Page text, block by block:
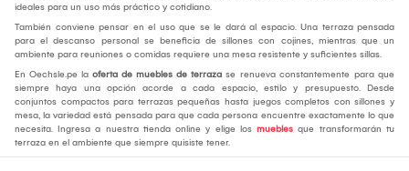
ideales para un uso más práctico y cotidiano.
También conviene pensar en el uso que se le dará al espacio. Una terraza pensada
para el descanso personal se beneficia de sillones con cojines, mientras que un
ambiente para reuniones o comidas requiere una mesa resistente y suficientes sillas.
En Oechsle.pe la oferta de muebles de terraza se renueva constantemente para que
siempre haya una opción acorde a cada espacio, estilo y presupuesto. Desde
conjuntos compactos para terrazas pequeñas hasta juegos completos con sillones y
mesa, la variedad está pensada para que cada persona encuentre exactamente lo que
necesita. Ingresa a nuestra tienda online y elige los muebles que transformarán tu
terraza en el ambiente que siempre quisiste tener.